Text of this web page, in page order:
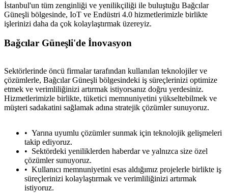
İstanbul'un tüm zenginliği ve yenilikçiliği ile buluştuğu Bağcılar
Güneşli bölgesinde, IoT ve Endüstri 4.0 hizmetlerimizle birlikte
işlerinizi daha da çok kolaylaştırmak üzereyiz.
Bağcılar Güneşli'de İnovasyon
Sektörlerinde öncü firmalar tarafından kullanılan teknolojiler ve
çözümlerle, Bağcılar Güneşli bölgesindeki iş süreçlerinizi optimize
etmek ve verimliliğinizi artırmak istiyorsanız doğru yerdesiniz.
Hizmetlerimizle birlikte, tüketici memnuniyetini yükseltebilmek ve
müşteri sadakatini sağlamak adına stratejik çözümler sunuyoruz.
Yarına uyumlu çözümler sunmak için teknolojik gelişmeleri
takip ediyoruz.
Sektördeki yeniliklerden haberdar ve yalnızca size özel
çözümler sunuyoruz.
Kullanıcı memnuniyetini esas aldığımız projelerle birlikte iş
süreçlerinizi kolaylaştırmak ve verimliliğinizi artırmak
istiyoruz.